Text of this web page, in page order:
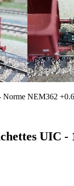
Norme NEM362
UIC -